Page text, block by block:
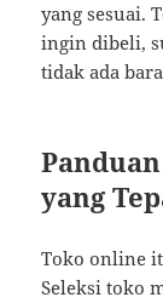
yang sesuai.
ingin dibeli,
tidak ada
yang
Toko online
Seleksi toko